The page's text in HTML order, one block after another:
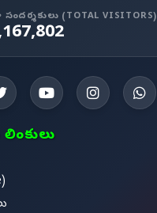
(TOTAL VISITORS)